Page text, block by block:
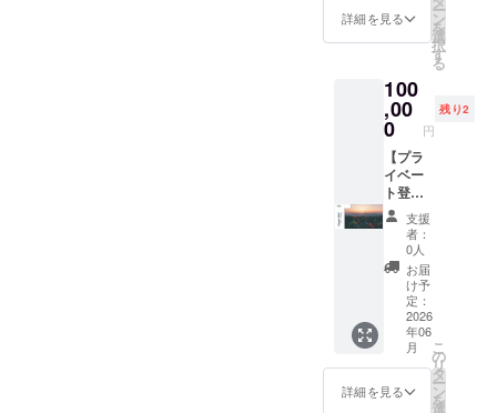
ナーな
どの画
につい
ては、
応募完
了後担
当者か
らメー
ルでご
連絡し
ます ※
動画ク
レジッ
ト記載
(中)込み
(動画に
掲載す
るお名
ニック
り前後
※動画内
で呼ん
でほし
いお名
前や
ニック
ネーム
があり
ました
ら備考
欄に記
入して
くださ
サイズ
728） ※
ター内
容は基
本お任
せとな
ります
が、旅
中にご
希望の
デザイ
ン(写真
素材と
して公
開した
もの)が
あれば
備考欄
にてご
連絡く
う。 ※
内容の
詳細は
打ち合
わせ ※
交通費
は自己
負担(遠
距離の
場合は
要検討)
詳細を見る ー
ン
を
選
択
す
る
100
,00
0 円
残り2
【プラ
イベー
ト登山
(1泊2
日)】 一
緒に1泊
2日の登
山に行
きま
しょ
う。 テ
ント泊
でも小
屋泊で
もお付
支援
者：
0人
お届
け予
定：
2026
年06
月
詳細を見る
こ
の
リ
タ
ー
ン
を